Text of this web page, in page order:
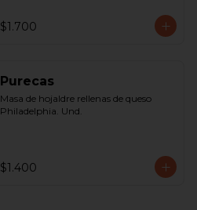
$1.700
Purecas
Masa de hojaldre rellenas de queso
Philadelphia. Und.
$1.400